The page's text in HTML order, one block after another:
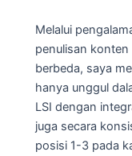
Melalui
penulisan
berbeda, saya
hanya unggul
LSI dengan
juga secara
posisi 1-3 pada